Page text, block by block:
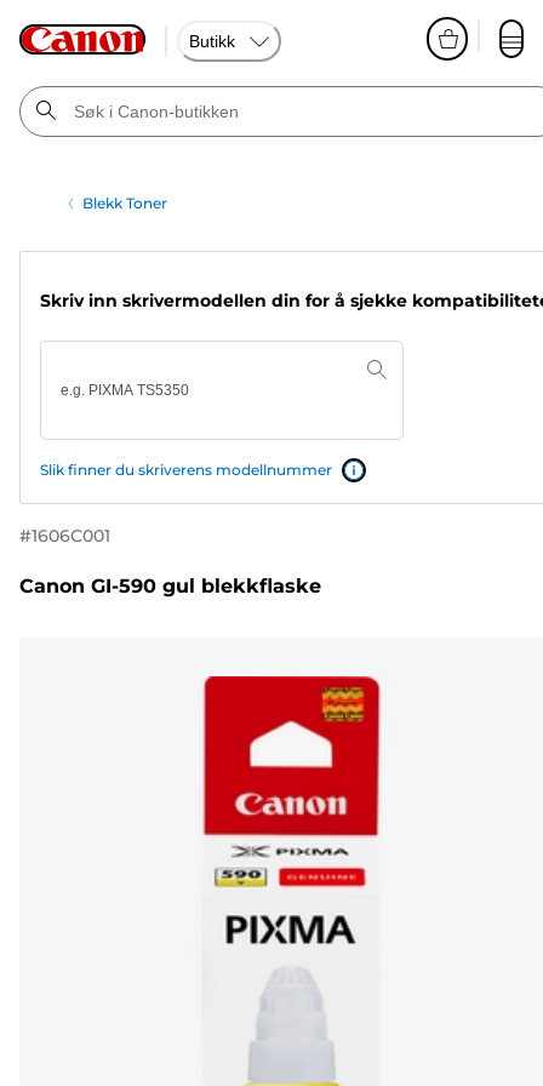
Butikk
Blekk Toner
Skriv inn skrivermodellen din for å sjekke
Slik finner du skriverens modellnummer
#1606C001
Canon GI-590 gul blekkflaske